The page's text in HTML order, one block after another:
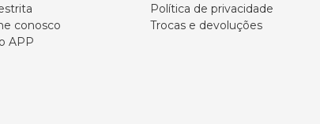
conosco
APP
Política de privacidade
Trocas e devoluções